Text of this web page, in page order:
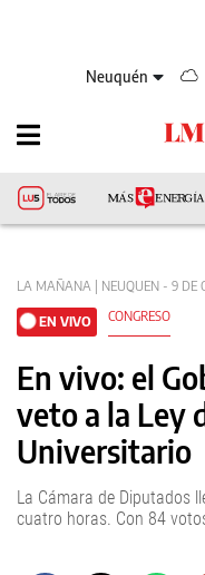
Neuquén
LA MAÑANA | NEUQUEN - 9 DE
EN VIVO CONGRESO
En vivo: el
veto a la Ley
Universitario
La Cámara de Diputados
cuatro horas. Con 84